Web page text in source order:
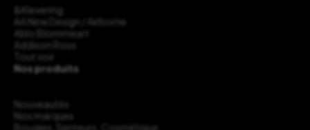
&Klevering
AA New Design / Airborne
Ablo Blommeart
Addison Ross
Tout voir
Nos produits
Nouveautés
Nos marques